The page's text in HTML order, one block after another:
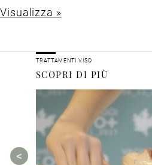
Visualizza »
TRATTAMENTI VISO
SCOPRI DI PIÙ